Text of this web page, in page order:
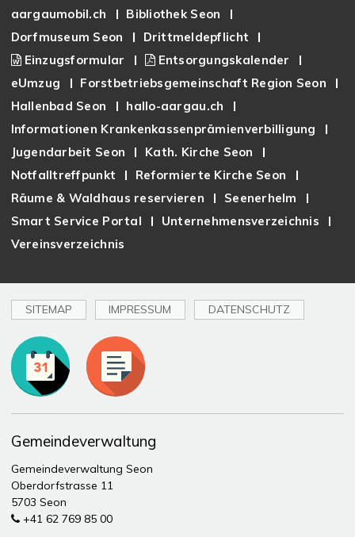
aargaumobil.ch
Bibliothek Seon
Dorfmuseum Seon
Drittmeldepflicht
Einzugsformular
Entsorgungskalender
eUmzug
Forstbetriebsgemeinschaft Region Seon
Hallenbad Seon
hallo-aargau.ch
Informationen Krankenkassenprämienverbilligung
Jugendarbeit Seon
Kath. Kirche Seon
Notfalltreffpunkt
Reformierte Kirche Seon
Räume & Waldhaus reservieren
Seenerhelm
Smart Service Portal
Unternehmensverzeichnis
Vereinsverzeichnis
SITEMAP IMPRESSUM DATENSCHUTZ
Toplinks
Gemeindeverwaltung
Gemeindeverwaltung Seon
Oberdorfstrasse 11
5703 Seon
+41 62 769 85 00